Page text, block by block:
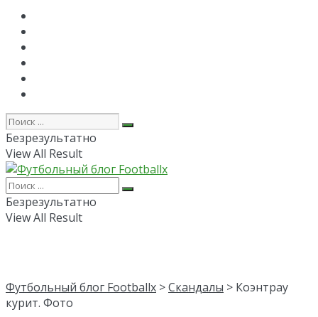
Безрезультатно
View All Result
Безрезультатно
View All Result
Футбольный блог Footballx >Скандалы > Коэнтрау
курит. Фото